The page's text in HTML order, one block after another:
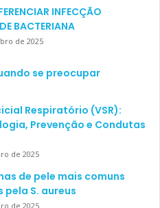
INFECÇÃO
BACTERIANA
de 2025
se preocupar
Respiratório (VSR):
Prevenção e Condutas
de 2025
de pele mais comuns
pela S. aureus
de 2025